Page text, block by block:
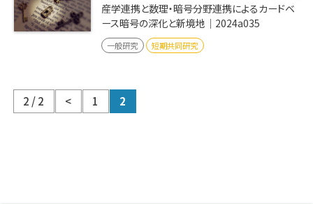
産学連携と数理・暗号分野連携によるカードベ
ース暗号の深化と新境地｜2024a035
一般研究 短期共同研究
2 / 2 < 1 2